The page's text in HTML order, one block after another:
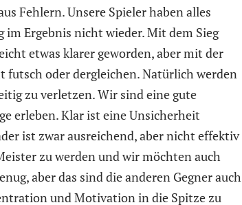
Fehlern. Unsere Spieler haben alles
Ergebnis nicht wieder. Mit dem Sieg
etwas klarer geworden, aber mit der
futsch oder dergleichen. Natürlich werden
zu verletzen. Wir sind eine gute
erleben. Klar ist eine Unsicherheit
ist zwar ausreichend, aber nicht effektiv
zu werden und wir möchten auch
aber das sind die anderen Gegner auch
und Motivation in die Spitze zu